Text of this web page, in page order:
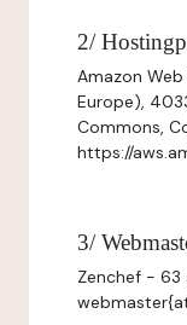
2/
Amazon Web
Europe),
Commons,
https://
3/
Zenchef - 63